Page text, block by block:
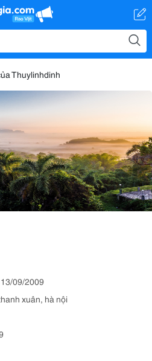
Thuylinhdinh
09/2009
xuân, hà nội